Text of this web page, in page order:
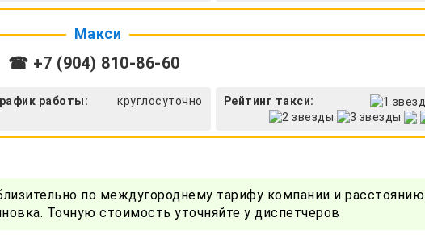
Макси
☎ +7 (904) 810-86-60
работы: круглосуточно Рейтинг такси:
по междугороднему тарифу компании и расстоянию
Точную стоимость уточняйте у диспетчеров